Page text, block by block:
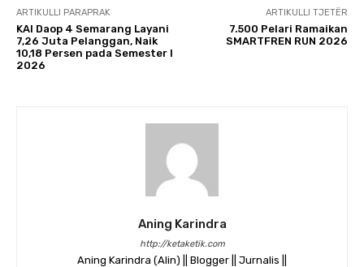
ARTIKULLI PARAPRAK
KAI Daop 4 Semarang Layani
7,26 Juta Pelanggan, Naik
10,18 Persen pada Semester I
2026
ARTIKULLI TJETËR
7.500 Pelari Ramaikan
SMARTFREN RUN 2026
Aning Karindra
http://ketaketik.com
Aning Karindra (Alin) || Blogger || Jurnalis ||